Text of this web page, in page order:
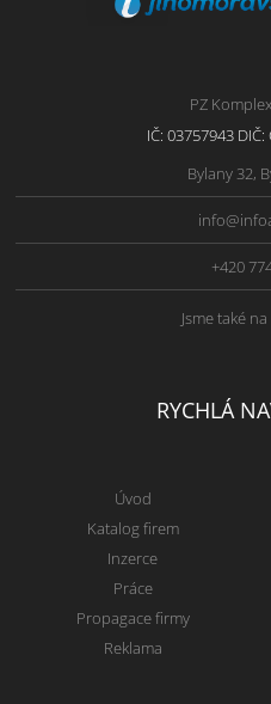
PZ
IČ: 03757943
Bylany 32,
+420
Jsme také na
RYCHLÁ
Úvod
Katalog firem
Inzerce
Práce
Propagace firmy
Reklama